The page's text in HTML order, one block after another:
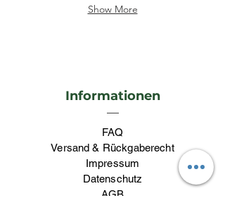
Show More
Informationen
FAQ
Versand & Rückgaberecht
Impressum
Datenschutz
AGB